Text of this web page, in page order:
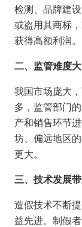
检测、品牌建
或盗用其商标
获得高额利润。
二、监管难度大
我国市场庞大
多，监管部门
产和销售环节
坊、偏远地区
更大。
三、技术发展
造假技术不断
益先进。制假